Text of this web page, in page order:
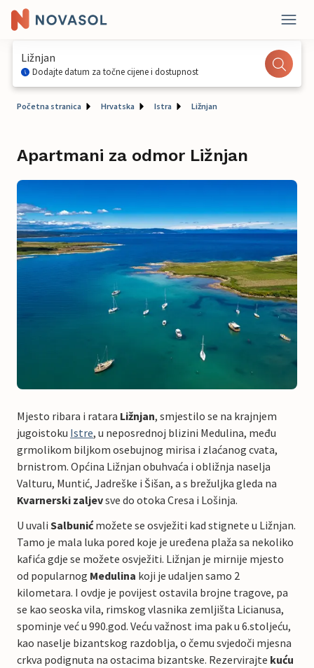
Ližnjan
Dodajte datum za točne cijene i dostupnost
Početna stranica Hrvatska Istra Ližnjan
Apartmani za odmor Ližnjan
Mjesto ribara i ratara Ližnjan, smjestilo se na krajnjem
jugoistoku Istre, u neposrednoj blizini Medulina, među
grmolikom biljkom osebujnog mirisa i zlaćanog cvata,
brnistrom. Općina Ližnjan obuhvaća i obližnja naselja
Valturu, Muntić, Jadreške i Šišan, a s brežuljka gleda na
Kvarnerski zaljevsve do otoka Cresa i Lošinja.
U uvali Salbunićmožete se osvježiti kad stignete u Ližnjan.
Tamo je mala luka pored koje je uređena plaža sa nekoliko
kafića gdje se možete osvježiti. Ližnjan je mirnije mjesto
od popularnog Medulina koji je udaljen samo 2
kilometara. I ovdje je povijest ostavila brojne tragove, pa
se kao seoska vila, rimskog vlasnika zemljišta Licianusa,
spominje već u 990.god. Veću važnost ima pak u 6.stoljeću,
kao naselje bizantskog razdoblja, o čemu svjedoči mjesna
crkva podignuta na ostacima bizantske. Rezervirajte kuću